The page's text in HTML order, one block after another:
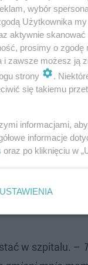
przez to
posiłek,
namiastki
trakcie walki o
Kliniki
w szpitalu. –
wybór
Użytkownika
aktywnie
prosimy o zgodę
i zawsze możesz ją
strony
.
się takiemu
informacjami,
informacje
oraz po kliknięciu w
USTAWIENIA